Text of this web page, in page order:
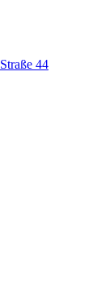
44